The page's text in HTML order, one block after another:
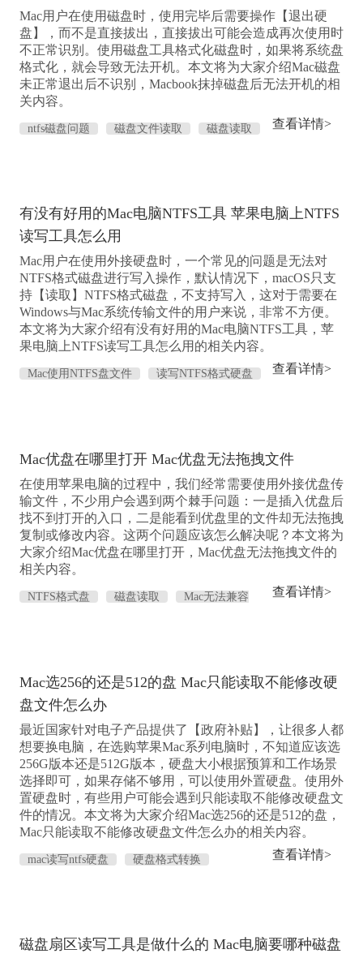
Mac用户在使用磁盘时，使用完毕后需要操作【退出硬
盘】，而不是直接拔出，直接拔出可能会造成再次使用时
不正常识别。使用磁盘工具格式化磁盘时，如果将系统盘
格式化，就会导致无法开机。本文将为大家介绍Mac磁盘
未正常退出后不识别，Macbook抹掉磁盘后无法开机的相
关内容。
ntfs磁盘问题 磁盘文件读取 磁盘读取 查看详情>
有没有好用的Mac电脑NTFS工具 苹果电脑上NTFS
读写工具怎么用
Mac用户在使用外接硬盘时，一个常见的问题是无法对
NTFS格式磁盘进行写入操作，默认情况下，macOS只支
持【读取】NTFS格式磁盘，不支持写入，这对于需要在
Windows与Mac系统传输文件的用户来说，非常不方便。
本文将为大家介绍有没有好用的Mac电脑NTFS工具，苹
果电脑上NTFS读写工具怎么用的相关内容。
Mac使用NTFS盘文件 读写NTFS格式硬盘 查看详情>
Mac优盘在哪里打开 Mac优盘无法拖拽文件
在使用苹果电脑的过程中，我们经常需要使用外接优盘传
输文件，不少用户会遇到两个棘手问题：一是插入优盘后
找不到打开的入口，二是能看到优盘里的文件却无法拖拽
复制或修改内容。这两个问题应该怎么解决呢？本文将为
大家介绍Mac优盘在哪里打开，Mac优盘无法拖拽文件的
相关内容。
NTFS格式盘 磁盘读取 Mac无法兼容 查看详情>
Mac选256的还是512的盘 Mac只能读取不能修改硬
盘文件怎么办
最近国家针对电子产品提供了【政府补贴】，让很多人都
想要换电脑，在选购苹果Mac系列电脑时，不知道应该选
256G版本还是512G版本，硬盘大小根据预算和工作场景
选择即可，如果存储不够用，可以使用外置硬盘。使用外
置硬盘时，有些用户可能会遇到只能读取不能修改硬盘文
件的情况。本文将为大家介绍Mac选256的还是512的盘，
Mac只能读取不能修改硬盘文件怎么办的相关内容。
mac读写ntfs硬盘 硬盘格式转换 查看详情>
磁盘扇区读写工具是做什么的 Mac电脑要哪种磁盘